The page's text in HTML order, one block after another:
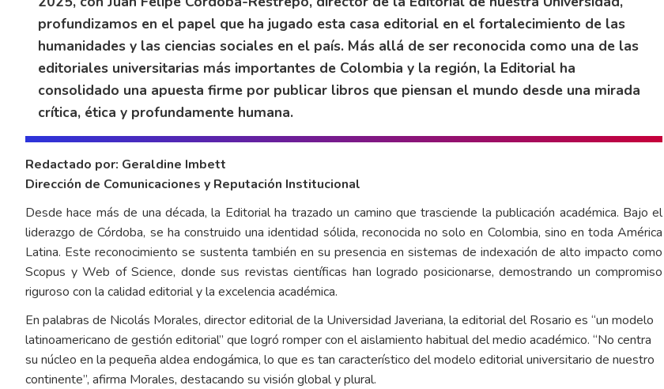
profundizamos en el papel que ha jugado esta casa editorial en el fortalecimiento de las
humanidades y las ciencias sociales en el país. Más allá de ser reconocida como una de las
editoriales universitarias más importantes de Colombia y la región, la Editorial ha
consolidado una apuesta firme por publicar libros que piensan el mundo desde una mirada
crítica, ética y profundamente humana.
Redactado por: Geraldine Imbett
Dirección de Comunicaciones y Reputación Institucional
Desde hace más de una década, la Editorial ha trazado un camino que trasciende la publicación académica. Bajo el
liderazgo de Córdoba, se ha construido una identidad sólida, reconocida no solo en Colombia, sino en toda América
Latina. Este reconocimiento se sustenta también en su presencia en sistemas de indexación de alto impacto como
Scopus y Web of Science, donde sus revistas científicas han logrado posicionarse, demostrando un compromiso
riguroso con la calidad editorial y la excelencia académica.
En palabras de Nicolás Morales, director editorial de la Universidad Javeriana, la editorial del Rosario es “un modelo
latinoamericano de gestión editorial” que logró romper con el aislamiento habitual del medio académico. “No centra
su núcleo en la pequeña aldea endogámica, lo que es tan característico del modelo editorial universitario de nuestro
continente”, afirma Morales, destacando su visión global y plural.